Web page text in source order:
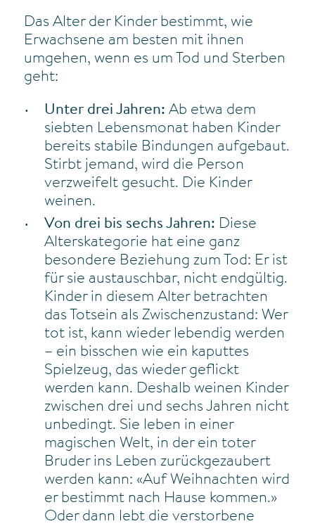
Das Alter der Kinder bestimmt, wie
Erwachsene am besten mit ihnen
umgehen, wenn es um Tod und Sterben
geht:
Unter drei Jahren: Ab etwa dem
siebten Lebensmonat haben Kinder
bereits stabile Bindungen aufgebaut.
Stirbt jemand, wird die Person
verzweifelt gesucht. Die Kinder
weinen.
Von drei bis sechs Jahren: Diese
Alterskategorie hat eine ganz
besondere Beziehung zum Tod: Er ist
für sie austauschbar, nicht endgültig.
Kinder in diesem Alter betrachten
das Totsein als Zwischenzustand: Wer
tot ist, kann wieder lebendig werden
– ein bisschen wie ein kaputtes
Spielzeug, das wieder geflickt
werden kann. Deshalb weinen Kinder
zwischen drei und sechs Jahren nicht
unbedingt. Sie leben in einer
magischen Welt, in der ein toter
Bruder ins Leben zurückgezaubert
werden kann: «Auf Weihnachten wird
er bestimmt nach Hause kommen.»
Oder dann lebt die verstorbene